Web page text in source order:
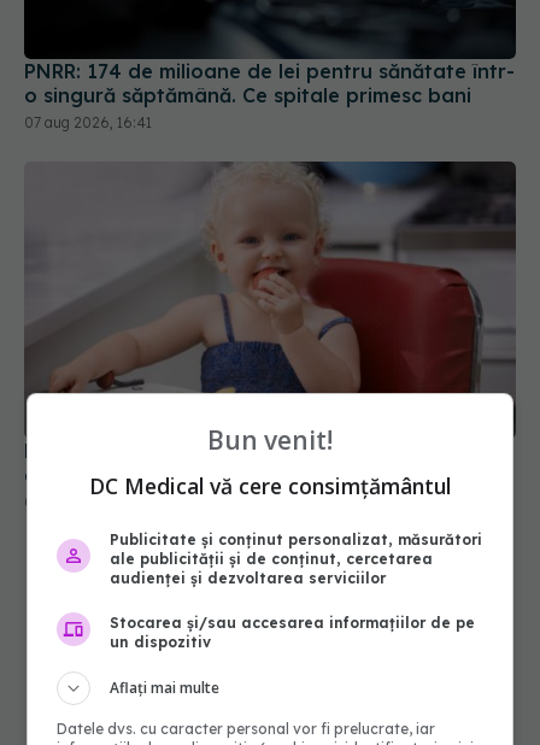
PNRR: 174 de milioane de lei pentru sănătate într-
o singură săptămână. Ce spitale primesc bani
07 aug 2026, 16:41
Primele 1.000 de zile ar putea decide sănătatea
creierului pentru întreaga viață
08 aug 2026, 12:00
Bun venit!
DC Medical vă cere consimțământul
Publicitate și conținut personalizat, măsurători
ale publicității și de conținut, cercetarea
audienței și dezvoltarea serviciilor
Stocarea și/sau accesarea informațiilor de pe
un dispozitiv
Aflați mai multe
Datele dvs. cu caracter personal vor fi prelucrate, iar